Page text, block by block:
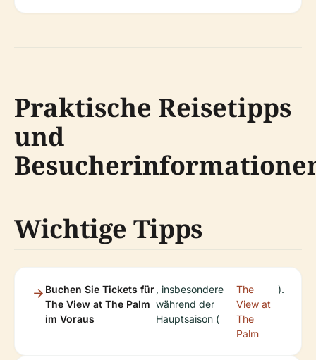
Praktische Reisetipps
und
Wichtige Tipps
Buchen Sie Tickets für
The View at The Palm
im Voraus
, insbesondere
während der
Hauptsaison (
The
View at
The
Palm
).